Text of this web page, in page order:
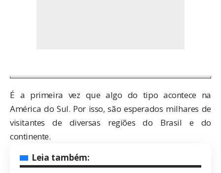
É a primeira vez que algo do tipo acontece na
América do Sul. Por isso, são esperados milhares de
visitantes de diversas regiões do Brasil e do
continente.
Leia também: